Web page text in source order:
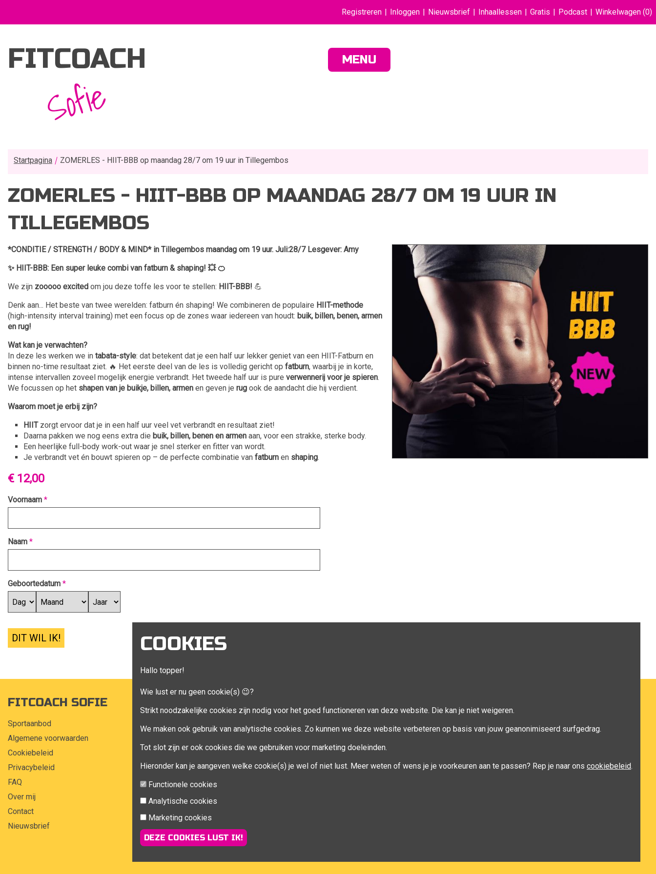
Registreren Inloggen Nieuwsbrief Inhaallessen Gratis Podcast Winkelwagen (0)
FITCOACH
Sofie
MENU
COOKIES
Hallo topper!
Wie lust er nu geen cookie(s) 😉?
Strikt noodzakelijke cookies zijn nodig voor het goed functioneren van deze website. Die kan je niet weigeren.
We maken ook gebruik van analytische cookies. Zo kunnen we deze website verbeteren op basis van jouw geanonimiseerd surfgedrag.
Tot slot zijn er ook cookies die we gebruiken voor marketing doeleinden.
Hieronder kan je aangeven welke cookie(s) je wel of niet lust. Meer weten of wens je je voorkeuren aan te passen? Rep je naar ons cookiebeleid.
Functionele cookies
Analytische cookies
Marketing cookies
DEZE COOKIES LUST IK!
Startpagina ZOMERLES - HIIT-BBB op maandag 28/7 om 19 uur in Tillegembos
ZOMERLES - HIIT-BBB OP MAANDAG 28/7 OM 19 UUR IN
TILLEGEMBOS
*CONDITIE / STRENGTH / BODY & MIND* in Tillegembos maandag om 19 uur. Juli:28/7 Lesgever: Amy
✨ HIIT-BBB: Een super leuke combi van fatburn & shaping! 💥 🍊
We zijn zooooo excited om jou deze toffe les voor te stellen: HIIT-BBB! 💪
Denk aan... Het beste van twee werelden: fatburn én shaping! We combineren de populaire HIIT-methode
(high-intensity interval training) met een focus op de zones waar iedereen van houdt: buik, billen, benen, armen
en rug!
Wat kan je verwachten?
In deze les werken we in tabata-style: dat betekent dat je een half uur lekker geniet van een HIIT-Fatburn en
binnen no-time resultaat ziet. 🔥 Het eerste deel van de les is volledig gericht op fatburn, waarbij je in korte,
intense intervallen zoveel mogelijk energie verbrandt. Het tweede half uur is pure verwennerij voor je spieren.
We focussen op het shapen van je buikje, billen, armen en geven je rug ook de aandacht die hij verdient.
Waarom moet je erbij zijn?
HIITzorgt ervoor dat je in een half uur veel vet verbrandt en resultaat ziet!
Daarna pakken we nog eens extra die buik, billen, benen en armen aan, voor een strakke, sterke body.
Een heerlijke full-body work-out waar je snel sterker en fitter van wordt.
Je verbrandt vet én bouwt spieren op – de perfecte combinatie van fatburn en shaping.
€ 12,00
Voornaam *
Naam *
Geboortedatum *
DIT WIL IK!
FITCOACH SOFIE
Sportaanbod
Algemene voorwaarden
Cookiebeleid
Privacybeleid
FAQ
Over mij
Contact
Nieuwsbrief
Mijn account
Klant adressen
Winkelwagen
Aankoop beheren